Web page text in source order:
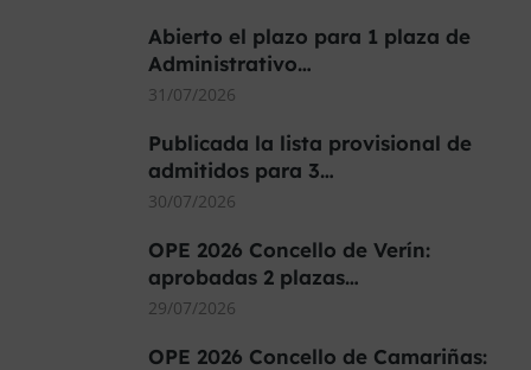
Abierto el plazo para 1 plaza de
Administrativo…
31/07/2026
Publicada la lista provisional de
admitidos para 3…
30/07/2026
OPE 2026 Concello de Verín:
aprobadas 2 plazas…
29/07/2026
OPE 2026 Concello de Camariñas: